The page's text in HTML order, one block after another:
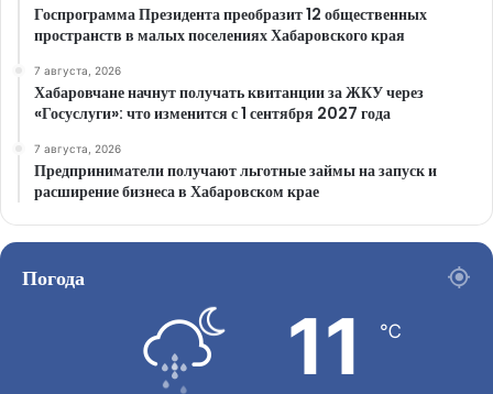
Госпрограмма Президента преобразит 12 общественных
пространств в малых поселениях Хабаровского края
7 августа, 2026
Хабаровчане начнут получать квитанции за ЖКУ через
«Госуслуги»: что изменится с 1 сентября 2027 года
7 августа, 2026
Предприниматели получают льготные займы на запуск и
расширение бизнеса в Хабаровском крае
Погода
11 ℃